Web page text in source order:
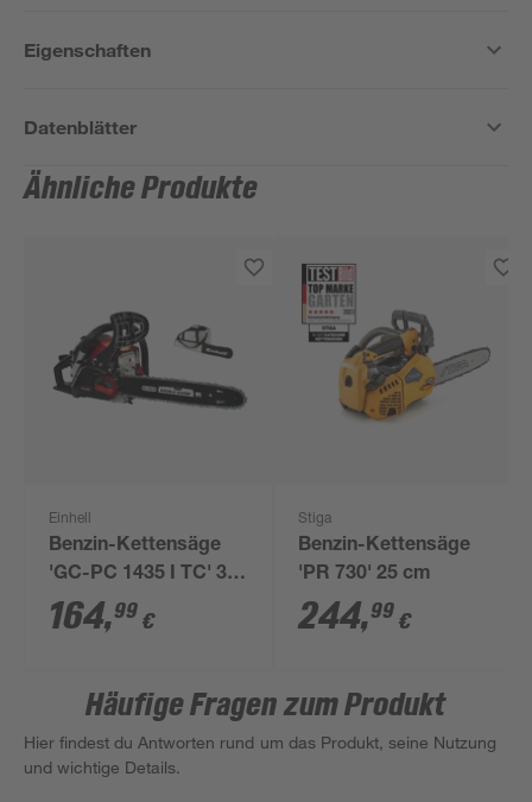
Eigenschaften
Datenblätter
Ähnliche Produkte
Einhell
Benzin-Kettensäge
'GC-PC 1435 I TC' 35
cm 4-teilig
164,99 €
Stiga
Benzin-Kettensäge
'PR 730' 25 cm
244,99 €
Häufige Fragen zum Produkt
Hier findest du Antworten rund um das Produkt, seine Nutzung
und wichtige Details.